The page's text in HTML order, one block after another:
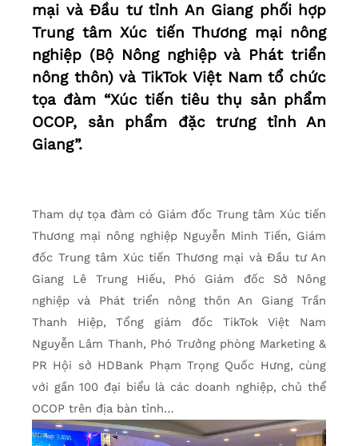
mại và Đầu tư tỉnh An Giang phối hợp
Trung tâm Xúc tiến Thương mại nông
nghiệp (Bộ Nông nghiệp và Phát triển
nông thôn) và TikTok Việt Nam tổ chức
tọa đàm “Xúc tiến tiêu thụ sản phẩm
OCOP, sản phẩm đặc trưng tỉnh An
Giang”.
Tham dự tọa đàm có Giám đốc Trung tâm Xúc tiến
Thương mại nông nghiệp Nguyễn Minh Tiến, Giám
đốc Trung tâm Xúc tiến Thương mại và Đầu tư An
Giang Lê Trung Hiếu, Phó Giám đốc Sở Nông
nghiệp và Phát triển nông thôn An Giang Trần
Thanh Hiệp, Tổng giám đốc TikTok Việt Nam
Nguyễn Lâm Thanh, Phó Trưởng phòng Marketing &
PR Hội sở HDBank Phạm Trọng Quốc Hưng, cùng
với gần 100 đại biểu là các doanh nghiệp, chủ thể
OCOP trên địa bàn tỉnh…